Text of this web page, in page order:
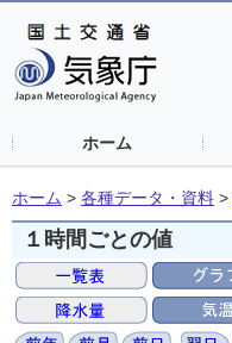
ホーム
ホーム > 各種データ・資料 >
１時間ごとの値